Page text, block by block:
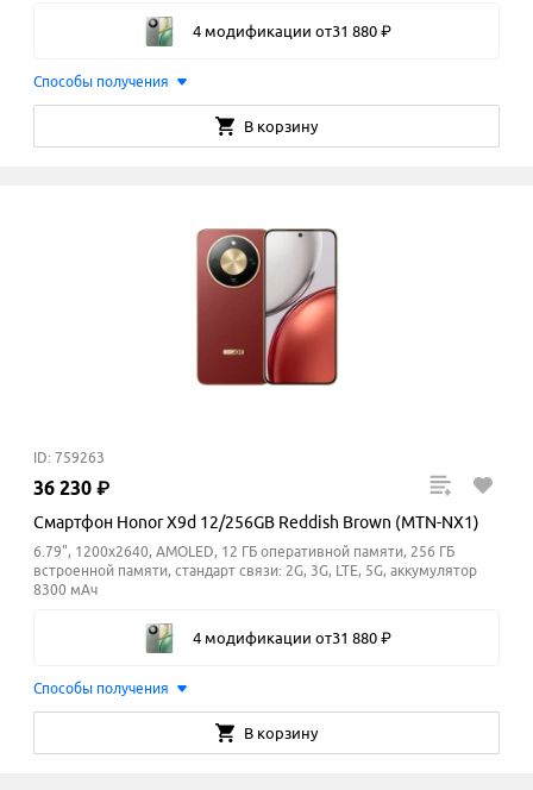
4 модификации от31 880 ₽
Способы получения
В корзину
ID: 759263
36 230 ₽
Смартфон Honor X9d 12/256GB Reddish Brown (MTN-NX1)
6.79", 1200x2640, AMOLED, 12 ГБ оперативной памяти, 256 ГБ
встроенной памяти, стандарт связи: 2G, 3G, LTE, 5G, аккумулятор
8300 мАч
4 модификации от31 880 ₽
Способы получения
В корзину